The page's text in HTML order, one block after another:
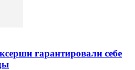
гарантировали себе